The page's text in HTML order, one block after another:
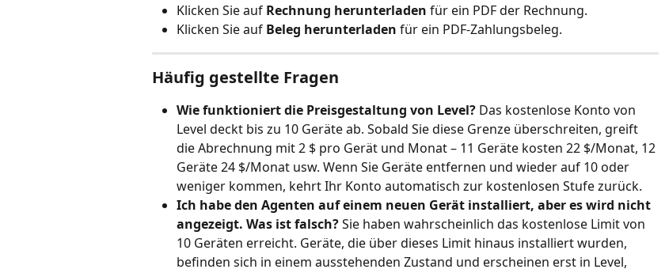
Klicken Sie auf Rechnung herunterladen für ein PDF der Rechnung.
Klicken Sie auf Beleg herunterladen für ein PDF-Zahlungsbeleg.
Häufig gestellte Fragen
Wie funktioniert die Preisgestaltung von Level? Das kostenlose Konto von
Level deckt bis zu 10 Geräte ab. Sobald Sie diese Grenze überschreiten, greift
die Abrechnung mit 2 $ pro Gerät und Monat – 11 Geräte kosten 22 $/Monat, 12
Geräte 24 $/Monat usw. Wenn Sie Geräte entfernen und wieder auf 10 oder
weniger kommen, kehrt Ihr Konto automatisch zur kostenlosen Stufe zurück.
Ich habe den Agenten auf einem neuen Gerät installiert, aber es wird nicht
angezeigt. Was ist falsch? Sie haben wahrscheinlich das kostenlose Limit von
10 Geräten erreicht. Geräte, die über dieses Limit hinaus installiert wurden,
befinden sich in einem ausstehenden Zustand und erscheinen erst in Level,